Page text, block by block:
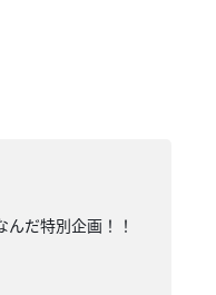
だ特別企画！！